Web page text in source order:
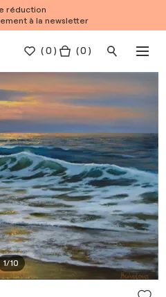
réduction
à la newsletter
(0 ) ( 0 )
1/10